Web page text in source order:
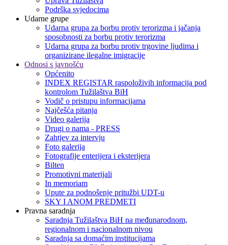
Podrška svjedocima
Udarne grupe
Udarna grupa za borbu protiv terorizma i jačanja
sposobnosti za borbu protiv terorizma
Udarna grupa za borbu protiv trgovine ljudima i
organizirane ilegalne imigracije
Odnosi s javnošću
Općenito
INDEX REGISTAR raspoloživih informacija pod
kontrolom Tužilaštva BiH
Vodič o pristupu informacijama
Najčešća pitanja
Video galerija
Drugi o nama - PRESS
Zahtjev za intervju
Foto galerija
Fotografije enterijera i eksterijera
Bilten
Promotivni materijali
In memoriam
Upute za podnošenje pritužbi UDT-u
SKY I ANOM PREDMETI
Pravna saradnja
Saradnja Tužilaštva BiH na međunarodnom,
regionalnom i nacionalnom nivou
Saradnja sa domaćim institucijama